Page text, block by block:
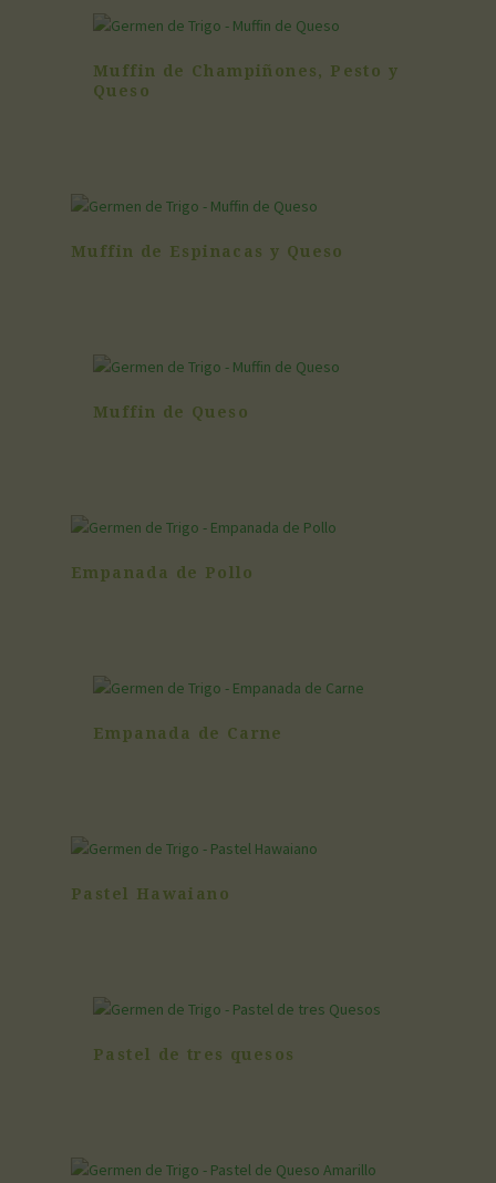
Muffin de Champiñones, Pesto y
Queso
Muffin de Espinacas y Queso
Muffin de Queso
Empanada de Pollo
Empanada de Carne
Pastel Hawaiano
Pastel de tres quesos